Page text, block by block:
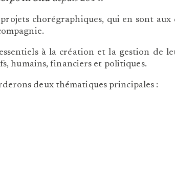
chorégraphiques, qui en sont aux
à la création et la gestion de
humains, financiers et politiques.
deux thématiques principales :